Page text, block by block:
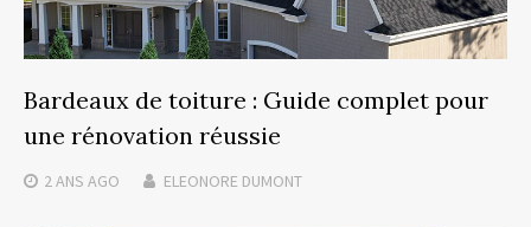
Bardeaux de toiture : Guide complet pour
une rénovation réussie
2 ANS AGO ELEONORE DUMONT